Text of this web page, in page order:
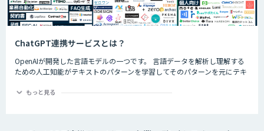
ChatGPT連携サービスとは？
OpenAIが開発した言語モデルの一つです。 言語データを解析し理解する
ための人工知能がテキストのパターンを学習してそのパターンを元にテキ
ChatGPTの最大の特徴として、人間との自然な対話を模倣することがで
もっと見る